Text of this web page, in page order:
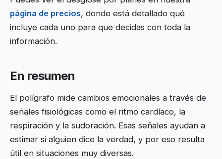
página de precios, donde está detallado qué
incluye cada uno para que decidas con toda la
información.
En resumen
El polígrafo mide cambios emocionales a través de
señales fisiológicas como el ritmo cardíaco, la
respiración y la sudoración. Esas señales ayudan a
estimar si alguien dice la verdad, y por eso resulta
útil en situaciones muy diversas.